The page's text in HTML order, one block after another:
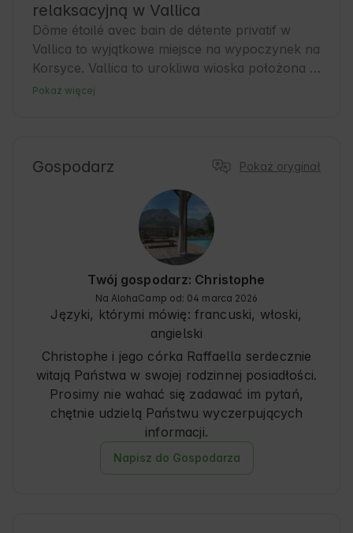
relaksacyjną w Vallica
Dôme étoilé avec bain de détente privatif w
Vallica to wyjątkowe miejsce na wypoczynek na
Korsyce. Vallica to urokliwa wioska położona w
sercu gór, idealna dla miłośników Natury i
wypadowa do odkrywania lokalnych szlaków i
możliwość odprężenia się w prywatnym
kąpielisku pod gwiazdami. Zapraszamy do
odkrywania piękna Korsyki z nami! 🍃
Pokaż więcej
Gospodarz Pokaż oryginał
Twój gospodarz: Christophe
Na AlohaCamp od: 04 marca 2026
Języki, którymi mówię: francuski, włoski,
angielski
Christophe i jego córka Raffaella serdecznie
witają Państwa w swojej rodzinnej posiadłości.
Prosimy nie wahać się zadawać im pytań,
chętnie udzielą Państwu wyczerpujących
informacji.
Napisz do Gospodarza